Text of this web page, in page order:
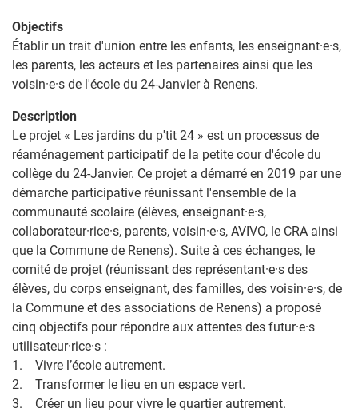
Objectifs
Établir un trait d'union entre les enfants, les enseignant·e·s,
les parents, les acteurs et les partenaires ainsi que les
voisin·e·s de l'école du 24-Janvier à Renens.
Description
Le projet « Les jardins du p'tit 24 » est un processus de
réaménagement participatif de la petite cour d'école du
collège du 24-Janvier. Ce projet a démarré en 2019 par une
démarche participative réunissant l'ensemble de la
communauté scolaire (élèves, enseignant·e·s,
collaborateur·rice·s, parents, voisin·e·s, AVIVO, le CRA ainsi
que la Commune de Renens). Suite à ces échanges, le
comité de projet (réunissant des représentant·e·s des
élèves, du corps enseignant, des familles, des voisin·e·s, de
la Commune et des associations de Renens) a proposé
cinq objectifs pour répondre aux attentes des futur·e·s
utilisateur·rice·s :
1. Vivre l’école autrement.
2. Transformer le lieu en un espace vert.
3. Créer un lieu pour vivre le quartier autrement.